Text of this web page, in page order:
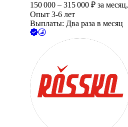
150 000 – 315 000 ₽ за месяц,
Опыт 3-6 лет
Выплаты: Два раза в месяц